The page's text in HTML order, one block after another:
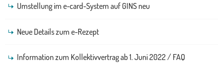
Umstellung im e-card-System auf GINS neu
Neue Details zum e-Rezept
Information zum Kollektivvertrag ab 1. Juni 2022 / FAQ